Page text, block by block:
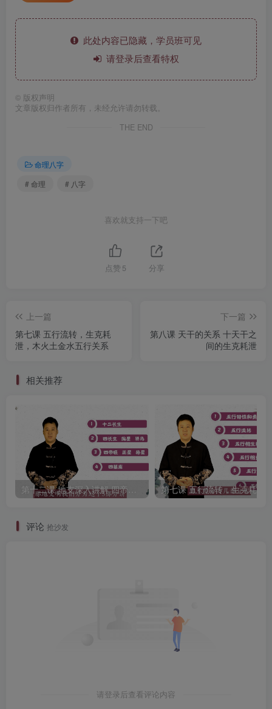
此处内容已隐藏，学员班可见
请登录后查看特权
© 版权声明
文章版权归作者所有，未经允许请勿转载。
THE END
命理八字
# 命理
# 八字
喜欢就支持一下吧
点赞 5 分享
上一篇
第七课 五行流转，生克耗
泄，木火土金水五行关系
下一篇
第八课 天干的关系 十天干之
间的生克耗泄
相关推荐
第十二课 地支深入讲解 四帝旺 四长生 四墓库
评论 抢沙发
请登录后查看评论内容